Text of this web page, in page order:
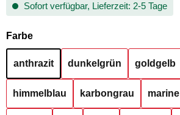
Sofort verfügbar, Lieferzeit: 2-5 Tage
Farbeauswählen
anthrazit dunkelgrün goldgelb
himmelblau karbongrau marine